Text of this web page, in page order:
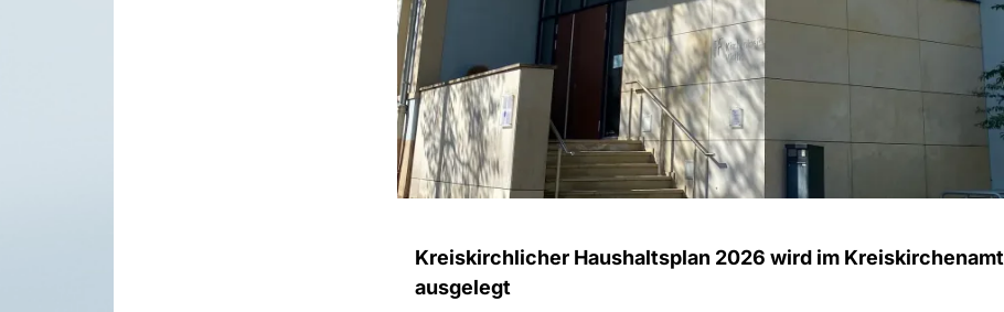
Kreiskirchlicher Haushaltsplan 2026 wird im Kreiskirchenamt
ausgelegt